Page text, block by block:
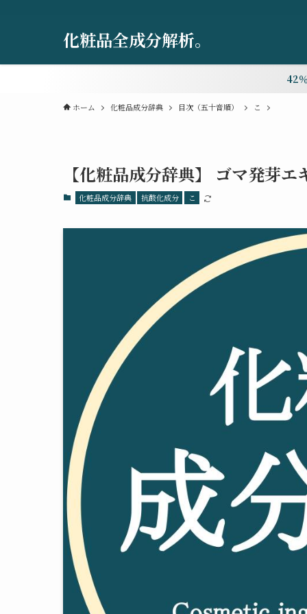
化粧品全成分解析。
42
ホーム 化粧品成分辞典 目次（五十音順） こ
【化粧品成分辞典】 ゴマ発芽エ
化粧品成分辞典 抗酸化成分 こ